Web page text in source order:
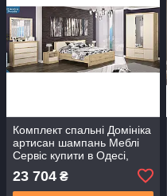
Комплект спальні Домініка
артисан шампань Меблі
Сервіс купити в Одесі,
23 704 ₴